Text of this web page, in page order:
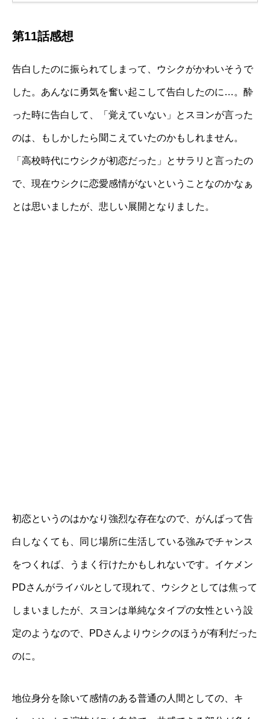
第11話感想
告白したのに振られてしまって、ウシクがかわいそうで
した。あんなに勇気を奮い起こして告白したのに…。酔
った時に告白して、「覚えていない」とスヨンが言った
のは、もしかしたら聞こえていたのかもしれません。
「高校時代にウシクが初恋だった」とサラリと言ったの
で、現在ウシクに恋愛感情がないということなのかなぁ
とは思いましたが、悲しい展開となりました。
初恋というのはかなり強烈な存在なので、がんばって告
白しなくても、同じ場所に生活している強みでチャンス
をつくれば、うまく行けたかもしれないです。イケメン
PDさんがライバルとして現れて、ウシクとしては焦って
しまいましたが、スヨンは単純なタイプの女性という設
定のようなので、PDさんよりウシクのほうが有利だった
のに。
地位身分を除いて感情のある普通の人間としての、キ